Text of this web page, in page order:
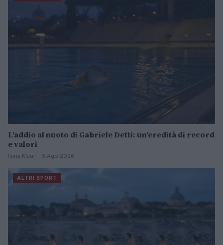
L’addio al nuoto di Gabriele Detti: un’eredità di record
e valori
Ilaria Mauri · 6 Ago 2026
ALTRI SPORT